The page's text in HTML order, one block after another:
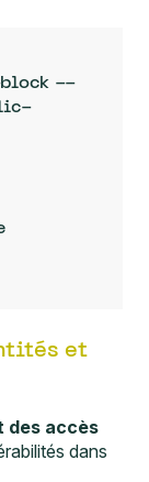
block --
et
des accès
dans